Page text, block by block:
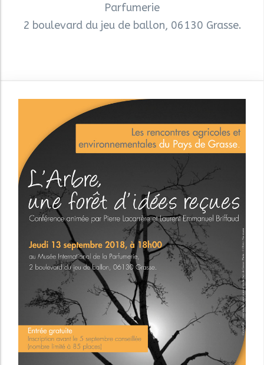
Parfumerie
2 boulevard du jeu de ballon, 06130 Grasse.